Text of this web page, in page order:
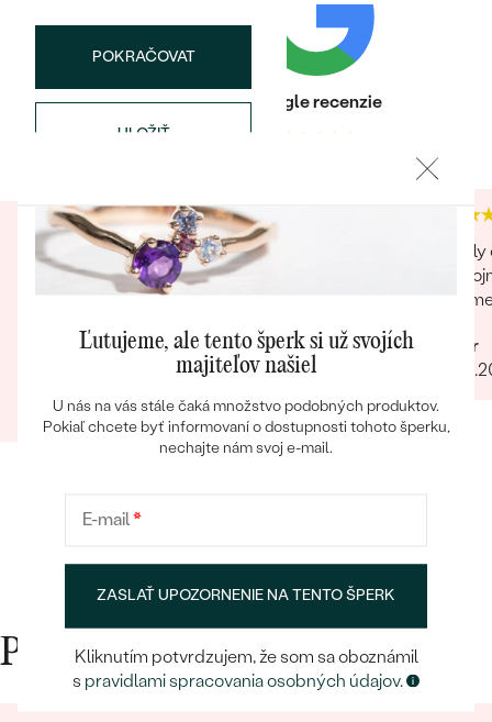
OBJAVIŤ
POKRAČOVAT
ULOŽIŤ
Heuréka recenzie
4.9
Google recenzie
4.9
Eppi je pre mňa prvou voľbou pri výbere
šperkov.
nádherná kvalitná retiazka výborná cena
24.07.2025
Zobraziť celú recenziu
Peter
Prečo nakupovať v Eppi
Ľutujeme, ale tento šperk si už svojích
majiteľov našiel
U nás na vás stále čaká množstvo podobných produktov.
Pokiaľ chcete byť informovaní o dostupnosti tohoto šperku,
nechajte nám svoj e-mail.
E-mail*
ZASLAŤ UPOZORNENIE NA TENTO ŠPERK
Kliknutím potvrdzujem, že som sa oboznámil
s pravidlami spracovania osobných údajov.